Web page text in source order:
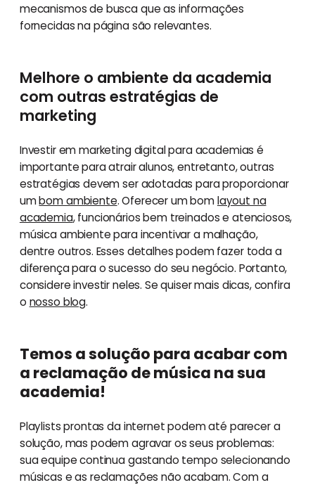
mecanismos de busca que as informações
fornecidas na página são relevantes.
Melhore o ambiente da academia
com outras estratégias de
marketing
Investir em marketing digital para academias é
importante para atrair alunos, entretanto, outras
estratégias devem ser adotadas para proporcionar
umbom ambiente. Oferecer um bomlayout na
academia, funcionários bem treinados e atenciosos,
música ambiente para incentivar a malhação,
dentre outros. Esses detalhes podem fazer toda a
diferença para o sucesso do seu negócio. Portanto,
considere investir neles. Se quiser mais dicas, confira
o nosso blog.
Temos a solução para acabar com
a reclamação de música na sua
academia!
Playlists prontas da internet podem até parecer a
solução, mas podem agravar os seus problemas:
sua equipe continua gastando tempo selecionando
músicas e as reclamações não acabam. Com a